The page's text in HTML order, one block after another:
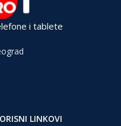
i tablete
LINKOVI